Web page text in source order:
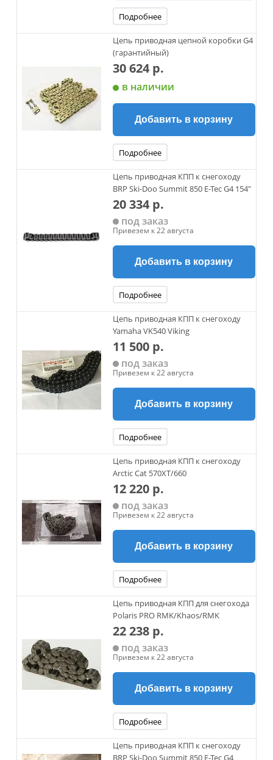
Подробнее
Цепь приводная цепной коробки G4
(гарантийный)
30 624 р.
в наличии
Добавить в корзину
Подробнее
Цепь приводная КПП к снегоходу
BRP Ski-Doo Summit 850 E-Tec G4 154"
20 334 р.
под заказ
Привезем к 22 августа
Добавить в корзину
Подробнее
Цепь приводная КПП к снегоходу
Yamaha VK540 Viking
11 500 р.
под заказ
Привезем к 22 августа
Добавить в корзину
Подробнее
Цепь приводная КПП к снегоходу
Arctic Cat 570XT/660
12 220 р.
под заказ
Привезем к 22 августа
Добавить в корзину
Подробнее
Цепь приводная КПП для снегохода
Polaris PRO RMK/Khaos/RMK
22 238 р.
под заказ
Привезем к 22 августа
Добавить в корзину
Подробнее
Цепь приводная КПП к снегоходу
BRP Ski-Doo Summit 850 E-Tec G4